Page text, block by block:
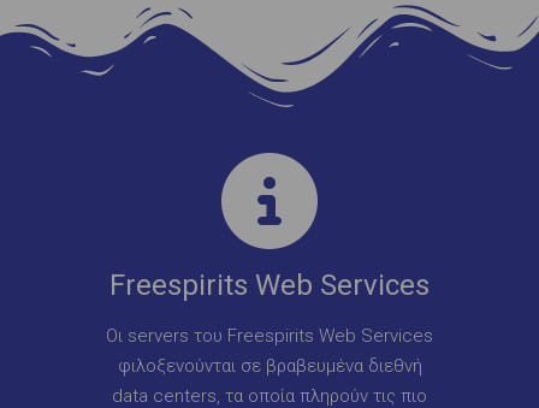
Freespirits Web Services
Οι servers του Freespirits Web Services
φιλοξενούνται σε βραβευμένα διεθνή
data centers, τα οποία πληρούν τις πιο